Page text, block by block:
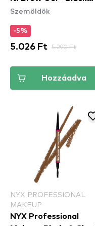
(TISI08)
Szemöldök
-5%
5.026 Ft 5.290 Ft
Hozzáadva
NYX PROFESSIONAL
MAKEUP
NYX Professional